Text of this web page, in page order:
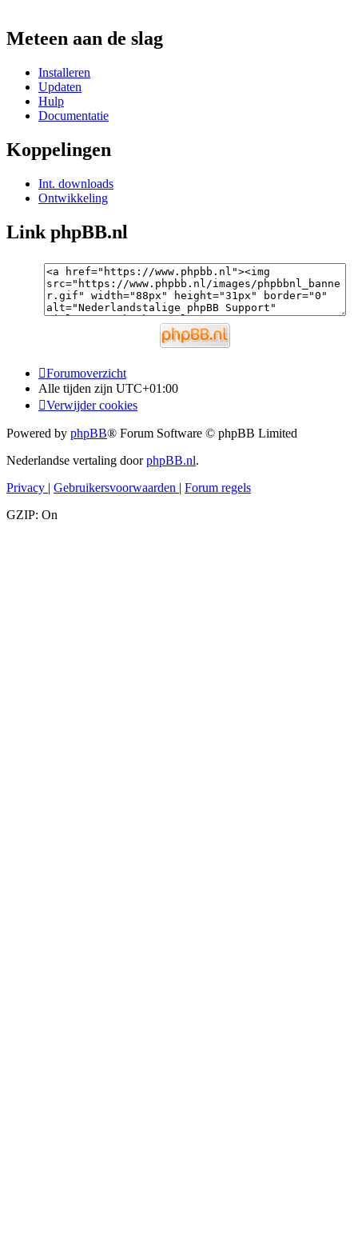
Meteen aan de slag
Installeren
Updaten
Hulp
Documentatie
Koppelingen
Int. downloads
Ontwikkeling
Link phpBB.nl
Forumoverzicht
Alle tijden zijn UTC+01:00
Verwijder cookies
Powered by phpBB® Forum Software © phpBB Limited
Nederlandse vertaling doorphpBB.nl.
Privacy | Gebruikersvoorwaarden | Forum regels
GZIP: On